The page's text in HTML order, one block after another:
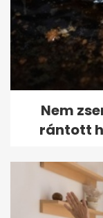
Nem
rántott